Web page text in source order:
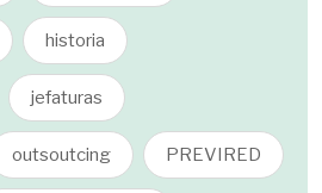
historia
jefaturas
outsoutcing PREVIRED